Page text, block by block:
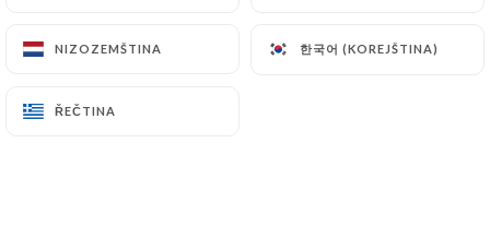
NIZOZEMŠTINA 한국어 (KOREJŠTINA)
ŘEČTINA
NIZOZEMŠTINA 한국어 (KOREJŠTINA)
ŘEČTINA